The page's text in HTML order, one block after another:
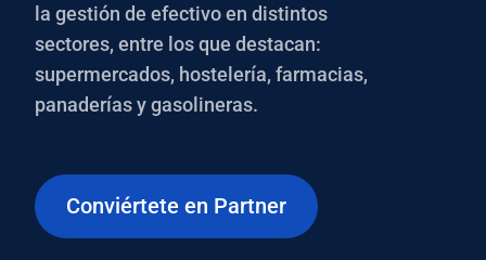
la gestión de efectivo en distintos
sectores, entre los que destacan:
supermercados, hostelería, farmacias,
panaderías y gasolineras.
Conviértete en Partner